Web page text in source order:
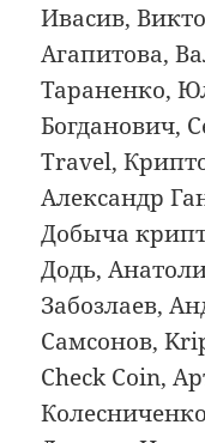
Ивасив,
Агапитова,
Тараненко,
Богданович,
Travel,
Александр
Добыча
Додь,
Забозлаев,
Самсонов,
Check Coin,